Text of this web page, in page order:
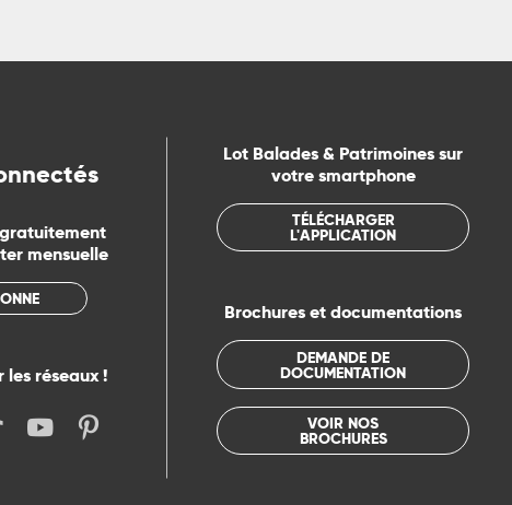
mensuelle
les réseaux !
Lot Balades & Patrimoines sur
votre smartphone
TÉLÉCHARGER
L'APPLICATION
Brochures et documentations
DEMANDE DE
DOCUMENTATION
VOIR NOS
BROCHURES